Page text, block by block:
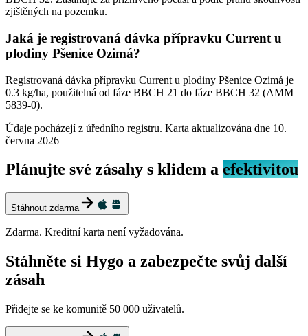
zjištěných na pozemku.
Jaká je registrovaná dávka přípravku Current u
plodiny Pšenice Ozimá?
Registrovaná dávka přípravku Current u plodiny Pšenice Ozimá je
0.3 kg/ha, použitelná od fáze BBCH 21 do fáze BBCH 32 (AMM
5839-0).
Údaje pocházejí z úředního registru. Karta aktualizována dne 10.
června 2026
Plánujte své zásahy s klidem a efektivitou
Stáhnout zdarma
Zdarma. Kreditní karta není vyžadována.
Stáhněte si Hygo a zabezpečte svůj další
zásah
Přidejte se ke komunitě 50 000 uživatelů.